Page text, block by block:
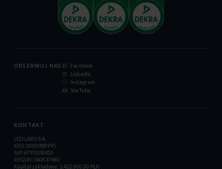
OBSERWUJ NAS
Facebook
LinkedIn
Instagram
YouTube
KONTAKT
LED LABS S.A.
KRS: 0000988995
NIP:6793108450
REGON:360837680
Kapitał zakładowy: 1.422.000,00 PLN